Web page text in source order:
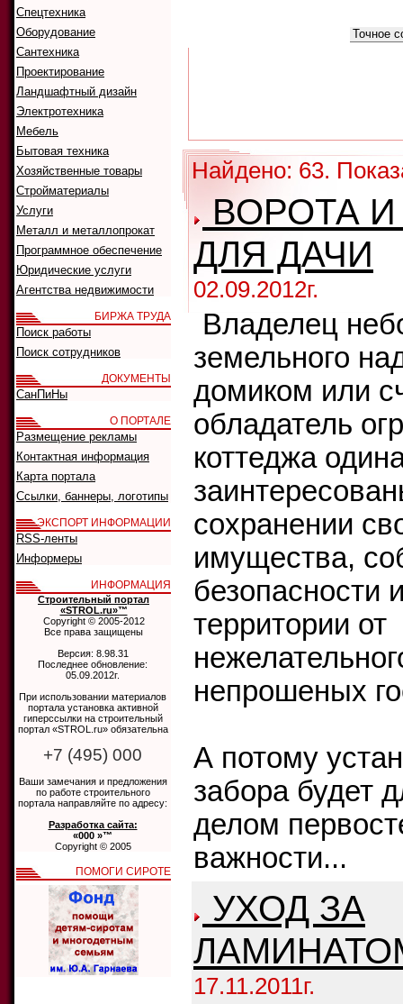
Найдено: 63.
ВОРОТА
ДЛЯ ДАЧИ
02.09.2012г.
Владелец
земельного
домиком или
обладатель
коттеджа
сохранении
имущества,
безопасности
территории от
непрошеных
А потому
забора будет
делом
важности...
УХОД ЗА
17.11.2011г.
Спецтехника
Оборудование
Сантехника
Проектирование
Ландшафтный дизайн
Электротехника
Мебель
Бытовая техника
Хозяйственные товары
Стройматериалы
Услуги
Металл и металлопрокат
Программное обеспечение
Юридические услуги
Агентства недвижимости
БИРЖА ТРУДА
Поиск работы
Поиск сотрудников
ДОКУМЕНТЫ
СанПиНы
О ПОРТАЛЕ
Размещение рекламы
Контактная информация
Карта портала
Ссылки, баннеры, логотипы
ЭКСПОРТ ИНФОРМАЦИИ
RSS-ленты
Информеры
ИНФОРМАЦИЯ
Строительный портал
«STROL.ru»™
Copyright © 2005-2012
Все права защищены
Версия: 8.98.31
Последнее обновление:
05.09.2012г.
При использовании материалов
портала установка активной
гиперссылки на строительный
портал «STROL.ru» обязательна
+7 (495) 000
Ваши замечания и предложения
по работе строительного
портала направляйте по адресу:
Разработка сайта:
«000 »™
Copyright © 2005
ПОМОГИ СИРОТЕ